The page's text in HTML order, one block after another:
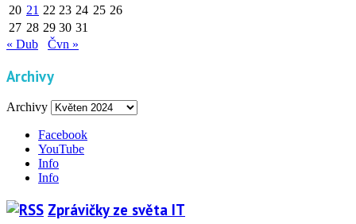
20 21 22 23 24 25 26
27 28 29 30 31
« Dub
Čvn »
Archivy
Archivy
Facebook
YouTube
Info
Info
Zprávičky ze světa IT